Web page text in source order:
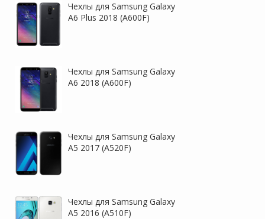
Чехлы для Samsung Galaxy
A6 Plus 2018 (A600F)
Чехлы для Samsung Galaxy
A6 2018 (A600F)
Чехлы для Samsung Galaxy
A5 2017 (A520F)
Чехлы для Samsung Galaxy
A5 2016 (A510F)